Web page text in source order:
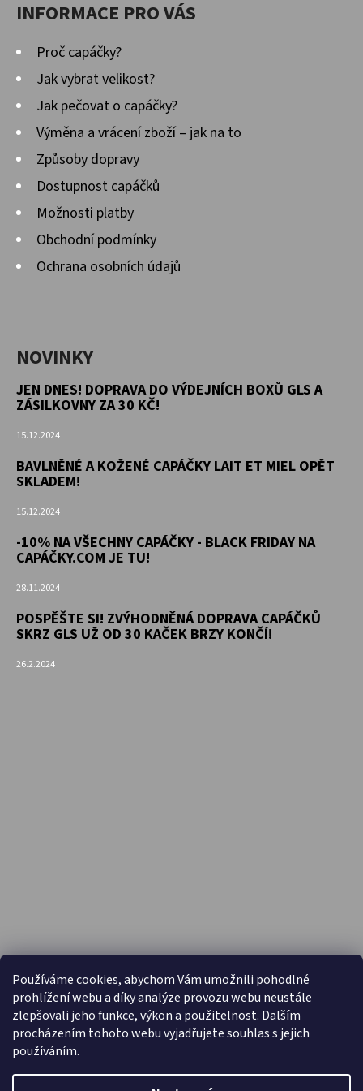
Používáme cookies, abychom Vám umožnili pohodlné
prohlížení webu a díky analýze provozu webu neustále
zlepšovali jeho funkce, výkon a použitelnost. Dalším
procházením tohoto webu vyjadřujete souhlas s jejich
používáním.
INFORMACE PRO VÁS
Proč capáčky?
Jak vybrat velikost?
Jak pečovat o capáčky?
Výměna a vrácení zboží – jak na to
Způsoby dopravy
Dostupnost capáčků
Možnosti platby
Obchodní podmínky
Ochrana osobních údajů
NOVINKY
JEN DNES! DOPRAVA DO VÝDEJNÍCH BOXŮ GLS A
ZÁSILKOVNY ZA 30 KČ!
15.12.2024
BAVLNĚNÉ A KOŽENÉ CAPÁČKY LAIT ET MIEL OPĚT
SKLADEM!
15.12.2024
-10% NA VŠECHNY CAPÁČKY - BLACK FRIDAY NA
CAPÁČKY.COM JE TU!
28.11.2024
POSPĚŠTE SI! ZVÝHODNĚNÁ DOPRAVA CAPÁČKŮ
SKRZ GLS UŽ OD 30 KAČEK BRZY KONČÍ!
26.2.2024
PŘIJÍMÁME ONLINE PLATBY